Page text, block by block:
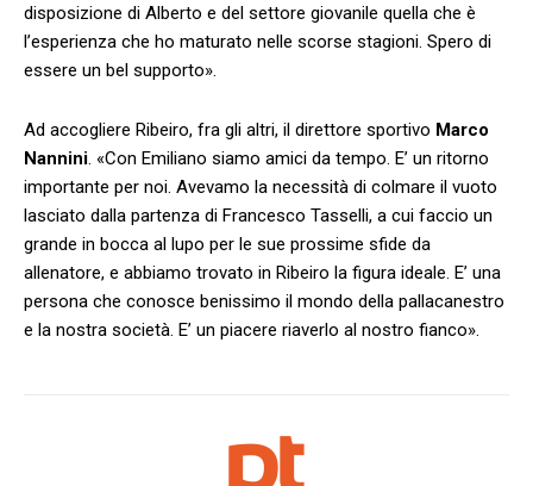
disposizione di Alberto e del settore giovanile quella che è
l’esperienza che ho maturato nelle scorse stagioni. Spero di
essere un bel supporto».
Ad accogliere Ribeiro, fra gli altri, il direttore sportivo Marco
Nannini. «Con Emiliano siamo amici da tempo. E’ un ritorno
importante per noi. Avevamo la necessità di colmare il vuoto
lasciato dalla partenza di Francesco Tasselli, a cui faccio un
grande in bocca al lupo per le sue prossime sfide da
allenatore, e abbiamo trovato in Ribeiro la figura ideale. E’ una
persona che conosce benissimo il mondo della pallacanestro
e la nostra società. E’ un piacere riaverlo al nostro fianco».